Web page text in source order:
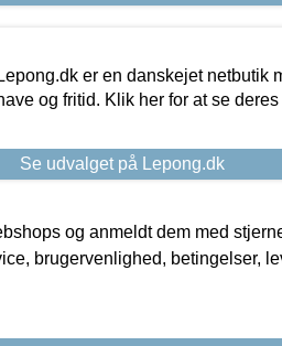
Lepong.dk er en danskejet netbutik
og fritid. Klik her for at se
Se udvalget på Lepong.dk
og anmeldt dem med
brugervenlighed, betingelser,